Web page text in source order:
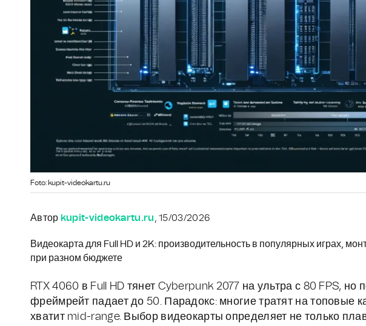
Foto: kupit-videokartu.ru
Автор kupit-videokartu.ru, 15/03/2026
Видеокарта для Full HD и 2K: производительность в популярных играх,
при разном бюджете
RTX 4060 в Full HD тянет Cyberpunk 2077 на ультра с 80 FPS,
фреймрейт падает до 50. Парадокс: многие тратят на топовые
хватит mid-range. Выбор видеокарты определяет не только